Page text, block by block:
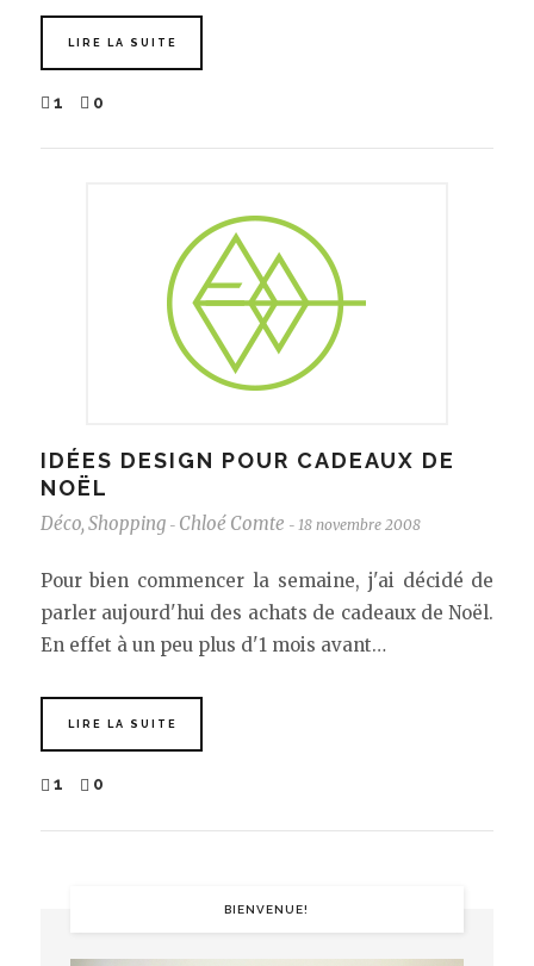
LIRE LA SUITE
1 0
IDÉES DESIGN POUR CADEAUX DE
NOËL
Déco, Shopping - Chloé Comte - 18 novembre 2008
Pour bien commencer la semaine, j'ai décidé de
parler aujourd'hui des achats de cadeaux de Noël.
En effet à un peu plus d'1 mois avant…
LIRE LA SUITE
1 0
BIENVENUE!